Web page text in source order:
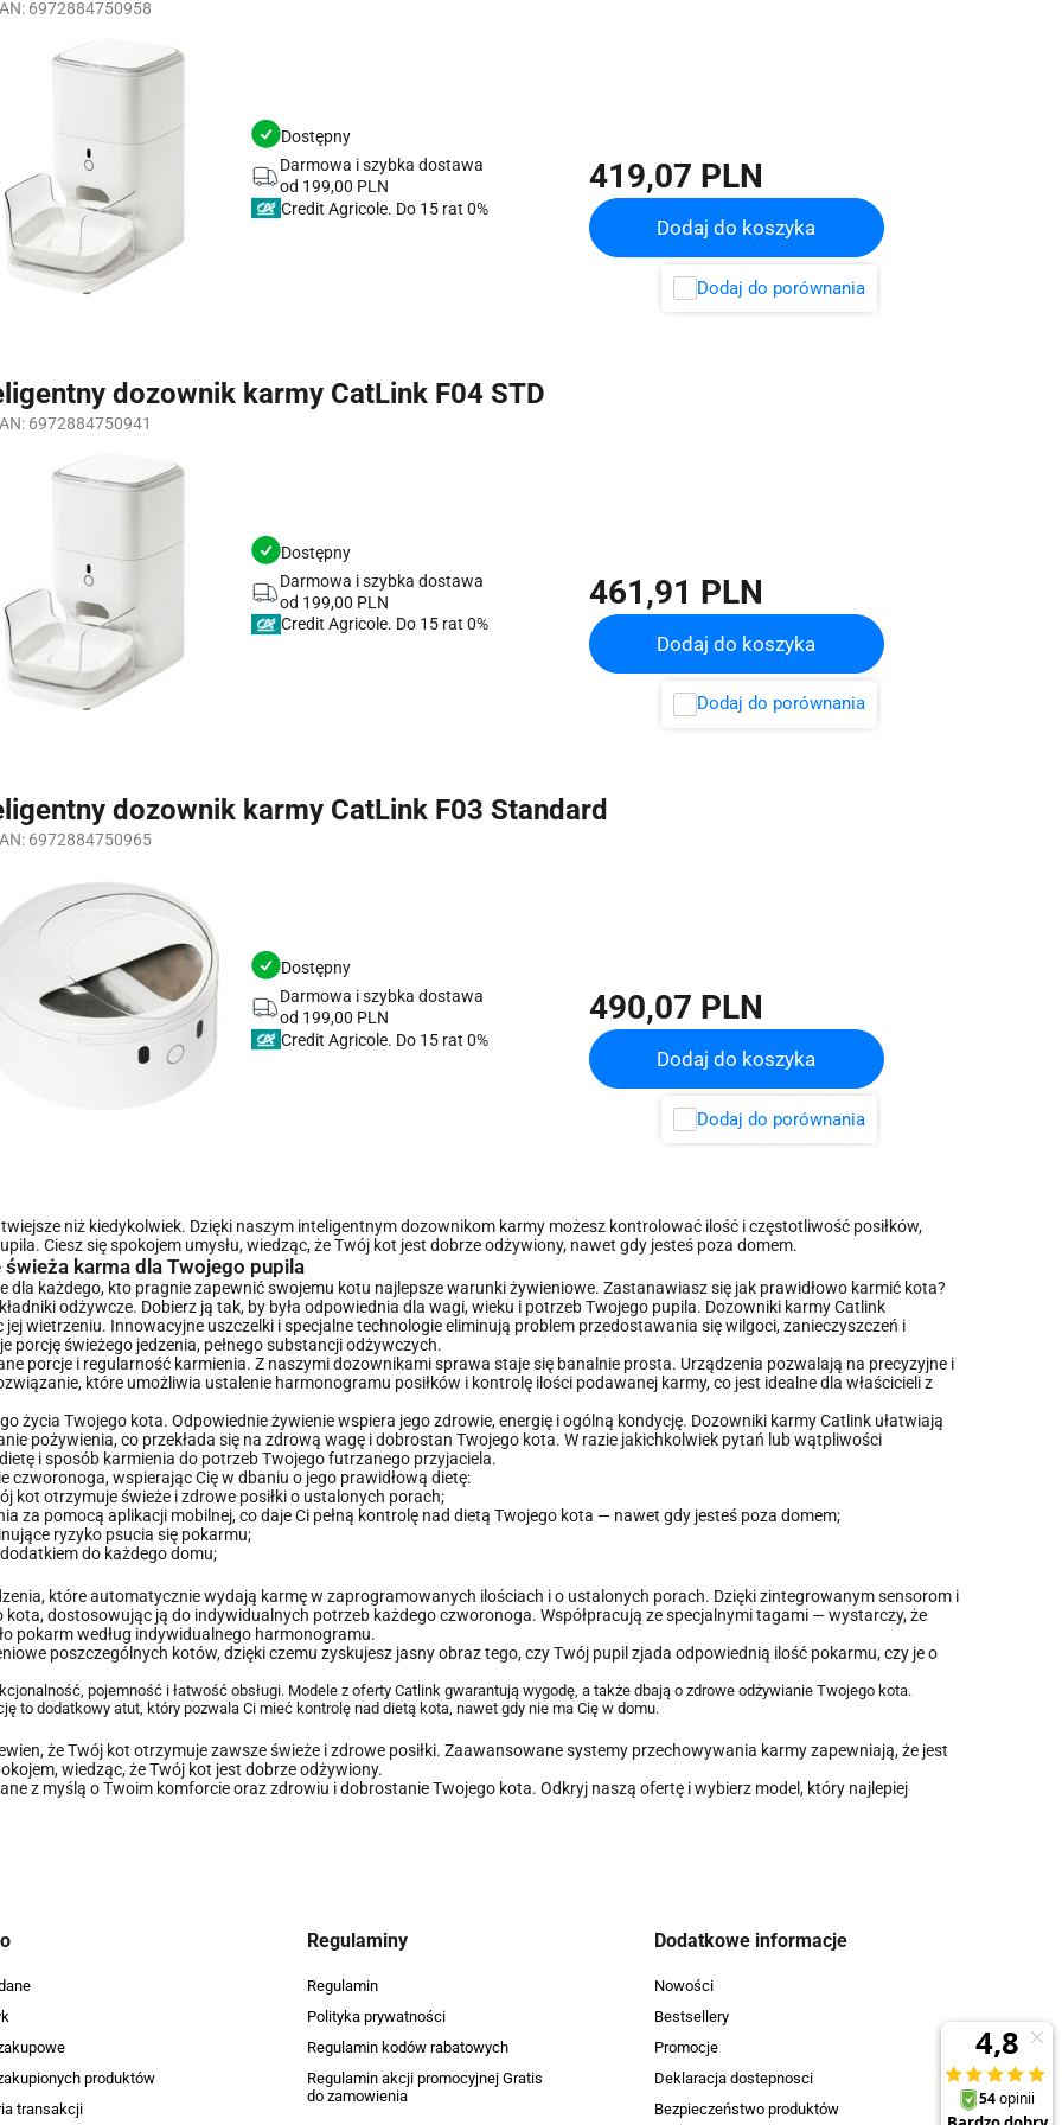
6972884750958
Dostępny
Darmowa i szybka dostawa
od 199,00 PLN
Credit Agricole.
419,07 PLN
Dodaj do koszyka
Dodaj do porównania
dozownik karmy CatLink F04 STD
6972884750941
Dostępny
Darmowa i szybka dostawa
od 199,00 PLN
Credit Agricole.
461,91 PLN
Dodaj do koszyka
Dodaj do porównania
dozownik karmy CatLink F03 Standard
6972884750965
Dostępny
Darmowa i szybka dostawa
od 199,00 PLN
Credit Agricole.
490,07 PLN
Dodaj do koszyka
Dodaj do porównania
niż kiedykolwiek. Dzięki naszym inteligentnym dozownikom karmy możesz kontrolować ilość i częstotliwość posiłków,
Ciesz się spokojem umysłu, wiedząc, że Twój kot jest dobrze odżywiony, nawet gdy jesteś poza domem.
karma dla Twojego pupila
każdego, kto pragnie zapewnić swojemu kotu najlepsze warunki żywieniowe. Zastanawiasz się jak prawidłowo karmić kota?
odżywcze. Dobierz ją tak, by była odpowiednia dla wagi, wieku i potrzeb Twojego pupila. Dozowniki karmy Catlink
wietrzeniu. Innowacyjne uszczelki i specjalne technologie eliminują problem przedostawania się wilgoci, zanieczyszczeń i
świeżego jedzenia, pełnego substancji odżywczych.
porcje i regularność karmienia. Z naszymi dozownikami sprawa staje się banalnie prosta. Urządzenia pozwalają na precyzyjne i
które umożliwia ustalenie harmonogramu posiłków i kontrolę ilości podawanej karmy, co jest idealne dla właścicieli z
życia Twojego kota. Odpowiednie żywienie wspiera jego zdrowie, energię i ogólną kondycję. Dozowniki karmy Catlink ułatwiają
pożywienia, co przekłada się na zdrową wagę i dobrostan Twojego kota. W razie jakichkolwiek pytań lub wątpliwości
i sposób karmienia do potrzeb Twojego futrzanego przyjaciela.
wspierając Cię w dbaniu o jego prawidłową dietę:
kot otrzymuje świeże i zdrowe posiłki o ustalonych porach;
za pomocą aplikacji mobilnej, co daje Ci pełną kontrolę nad dietą Twojego kota — nawet gdy jesteś poza domem;
ryzyko psucia się pokarmu;
do każdego domu;
które automatycznie wydają karmę w zaprogramowanych ilościach i o ustalonych porach. Dzięki zintegrowanym sensorom i
dostosowując ją do indywidualnych potrzeb każdego czworonoga. Współpracują ze specjalnymi tagami — wystarczy, że
pokarm według indywidualnego harmonogramu.
poszczególnych kotów, dzięki czemu zyskujesz jasny obraz tego, czy Twój pupil zjada odpowiednią ilość pokarmu, czy je o
pojemność i łatwość obsługi. Modele z oferty Catlink gwarantują wygodę, a także dbają o zdrowe odżywianie Twojego kota.
to dodatkowy atut, który pozwala Ci mieć kontrolę nad dietą kota, nawet gdy nie ma Cię w domu.
że Twój kot otrzymuje zawsze świeże i zdrowe posiłki. Zaawansowane systemy przechowywania karmy zapewniają, że jest
wiedząc, że Twój kot jest dobrze odżywiony.
z myślą o Twoim komforcie oraz zdrowiu i dobrostanie Twojego kota. Odkryj naszą ofertę i wybierz model, który najlepiej
produktów
transakcji
Regulaminy
Regulamin
Polityka prywatności
Regulamin kodów rabatowych
Regulamin akcji promocyjnej Gratis
do zamowienia
Dodatkowe informacje
Nowości
Bestsellery
Promocje
Deklaracja dostepnosci
Bezpieczeństwo produktów